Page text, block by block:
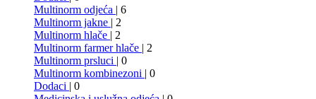
Multinorm odjeća | 6
Multinorm jakne | 2
Multinorm hlače | 2
Multinorm farmer hlače | 2
Multinorm prsluci | 0
Multinorm kombinezoni | 0
Dodaci | 0